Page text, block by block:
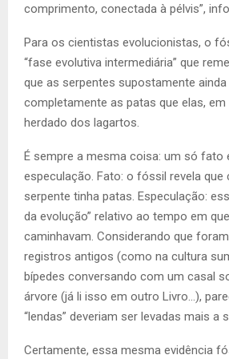
comprimento, conectada à pélvis”,
Para os cientistas evolucionistas, o
“fase evolutiva intermediária” que
que as serpentes supostamente
completamente as patas que elas,
herdado dos lagartos.
É sempre a mesma coisa: um só fato
especulação. Fato: o fóssil revela que
serpente tinha patas. Especulação:
da evolução” relativo ao tempo em
caminhavam. Considerando que
registros antigos (como na cultura
bípedes conversando com um casal
árvore (já li isso em outro Livro…),
“lendas” deveriam ser levadas mais a
Certamente, essa mesma evidência